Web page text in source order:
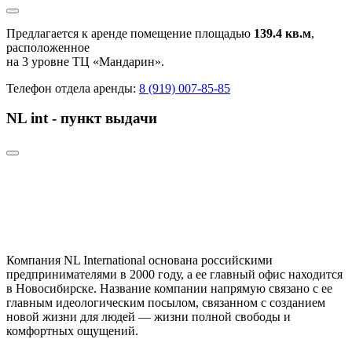
Предлагается к аренде помещение площадью 139.4 кв.м,
расположенное
на 3 уровне ТЦ «Мандарин».
Телефон отдела аренды: 8 (919) 007-85-85
NL int - пункт выдачи
Компания NL International основана российскими
предпринимателями в 2000 году, а ее главный офис находится
в Новосибирске. Название компании напрямую связано с ее
главным идеологическим посылом, связанном с созданием
новой жизни для людей — жизни полной свободы и
комфортных ощущений.